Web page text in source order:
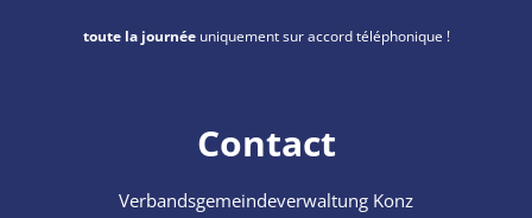
toute la journéeuniquement sur accord téléphonique !
Contact
Verbandsgemeindeverwaltung Konz